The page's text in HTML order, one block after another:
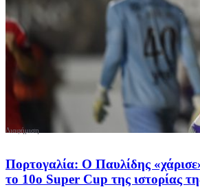
Πορτογαλία: Ο Παυλίδης
το 10ο Super Cup της ιστορίας